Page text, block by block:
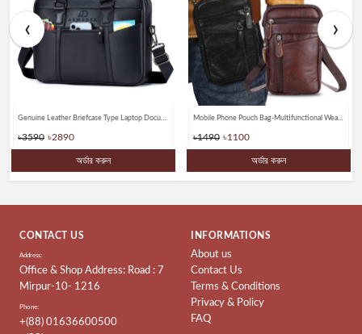
Genuine Leather Briefcase Type Laptop Document Carry A4 Messenger Bags
৳3590 ৳2890
অর্ডার করুন
Mobile Phone Pouch Bag-Multifunctional Wear belt Waist & Shoulder Bagss
৳1490 ৳1100
অর্ডার করুন
‹ ›
CONTACT US
Address:
Office & Shop Address: Road : 7
Mirpur-10- 1216
Phone:
+(88) 01636600500
INFORMATIONS
About us
Contact Us
Terms & Conditions
Privacy & Policy
FAQ